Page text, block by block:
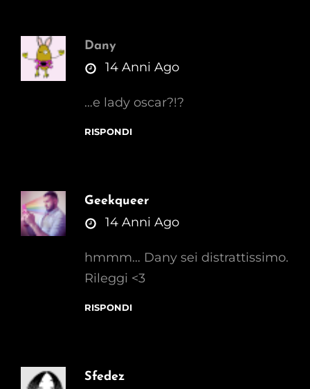
Dany
says:14 Anni Ago
…e lady oscar?!?
RISPONDI
Geekqueer
says:14 Anni Ago
hmmm… Dany sei distrattissimo.
Rileggi <3
RISPONDI
Sfedez